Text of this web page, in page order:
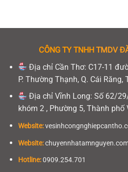
CÔNG TY TNHHTMDV
Địa chỉ Cần Thơ: C17-11
P. Thường Thạnh, Q. Cái Răng,
Địa chỉ Vĩnh Long: Số 62/
khóm 2 , Phường 5, Thành
Website:
Website:
Hotline:0909.254.701